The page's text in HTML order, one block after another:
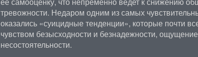
тревожности. Недаром одним из самых
оказались «суицидные тенденции», которые почти
чувством безысходности и безнадежности,
несостоятельности.